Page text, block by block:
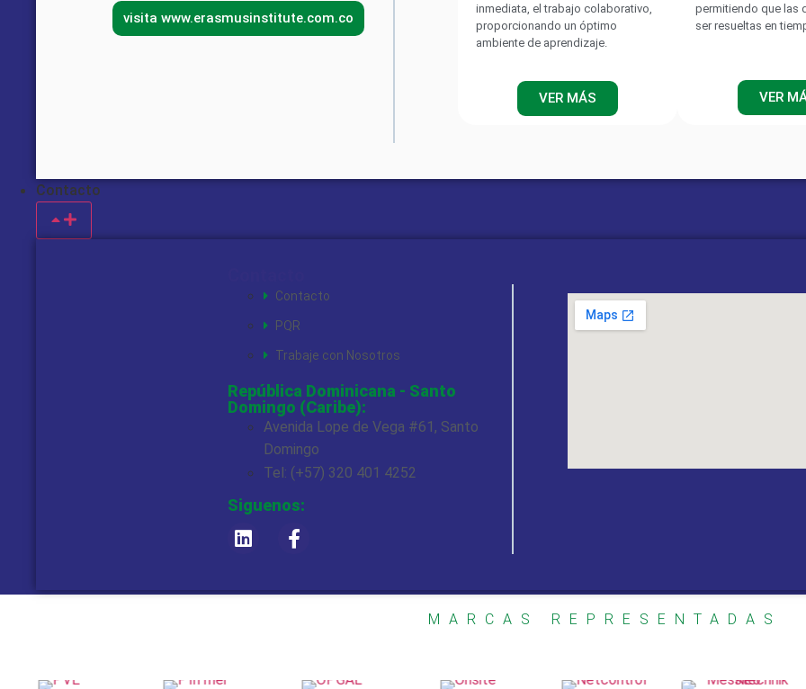
visita www.erasmusinstitute.com.co
inmediata, el trabajo colaborativo,
proporcionando un óptimo
ambiente de aprendizaje.
VER MÁS
permitiendo que las
ser resueltas en
VER
Contacto
Contacto
PQR
Trabaje con Nosotros
República Dominicana - Santo
Domingo (Caribe):
Avenida Lope de Vega #61, Santo
Domingo
Tel: (+57) 320 401 4252
Siguenos:
MARCAS REPRESENTADAS